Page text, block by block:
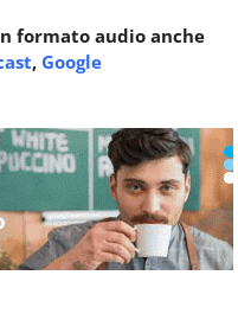
formato audio anche
, Google